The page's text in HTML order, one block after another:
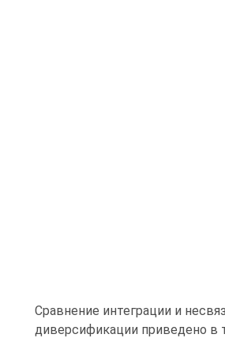
Сравнение интеграции и
диверсификации приведено в